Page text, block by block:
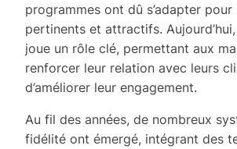
programmes ont dû s’adapter pour
pertinents et attractifs.
joue un rôle clé, permettant aux
renforcer leur relation avec leurs
d’améliorer leur engagement.
Au fil des années, de nombreux
fidélité ont émergé, intégrant des